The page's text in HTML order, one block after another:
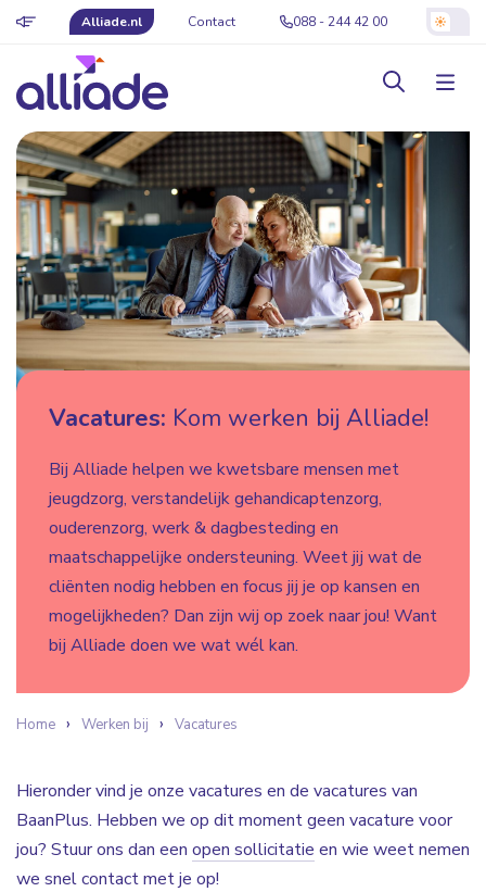
Alliade.nl Contact 088 - 244 42 00
Vacatures: Kom werken bij Alliade!
Bij Alliade helpen we kwetsbare mensen met
jeugdzorg, verstandelijk gehandicaptenzorg,
ouderenzorg, werk & dagbesteding en
maatschappelijke ondersteuning. Weet jij wat de
cliënten nodig hebben en focus jij je op kansen en
mogelijkheden? Dan zijn wij op zoek naar jou! Want
bij Alliade doen we wat wél kan.
Home Werken bij Vacatures
Hieronder vind je onze vacatures en de vacatures van
BaanPlus. Hebben we op dit moment geen vacature voor
jou? Stuur ons dan een open sollicitatie en wie weet nemen
we snel contact met je op!